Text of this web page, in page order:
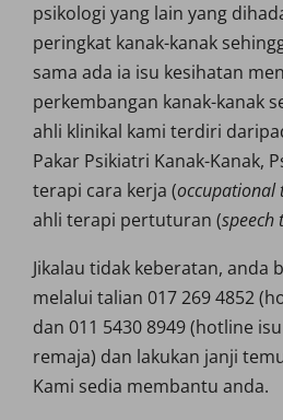
psikologi yang lain yang
peringkat kanak-kanak
sama ada ia isu kesihatan
perkembangan kanak-kanak
ahli klinikal kami terdiri
Pakar Psikiatri Kanak-Kanak,
terapi cara kerja (occupational
ahli terapi pertuturan (speech
Jikalau tidak keberatan, anda
melalui talian 017 269 4852
dan 011 5430 8949 (hotline
remaja) dan lakukan janji
Kami sedia membantu anda.